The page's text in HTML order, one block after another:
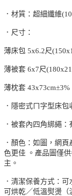
．材質：超細纖維
．尺寸：
薄床包 5x6.2尺
薄被套 6x7尺
薄枕套 43x73cm±3%
．隱密式ㄇ字型床包
．被套內四角綁繩：
．顏色：如圖，網
色更佳 。產品圖僅
主。
．清潔保養方式：
可烘乾／低溫熨燙（